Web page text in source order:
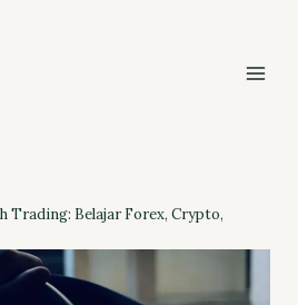
Trading: Belajar Forex, Crypto,